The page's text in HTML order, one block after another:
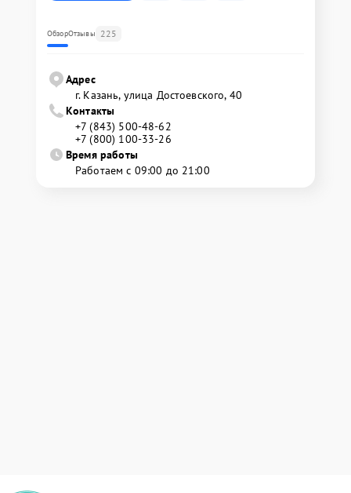
ОбзорОтзывы 225
Адрес
г. Казань, улица Достоевского, 40
Контакты
+7 (843) 500-48-62
+7 (800) 100-33-26
Время работы
Работаем с 09:00 до 21:00